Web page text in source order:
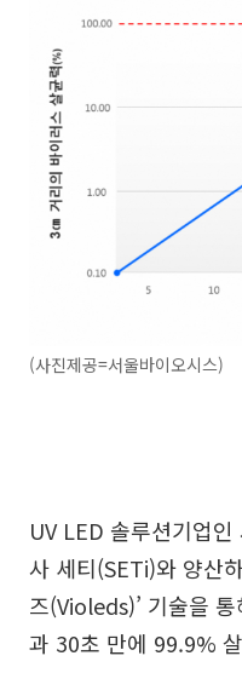
(사진제공=서울바이오시스)
UV LED 솔루션기업
사 세티(SETi)와 양산
즈(Violeds)’ 기술을
과 30초 만에 99.9%